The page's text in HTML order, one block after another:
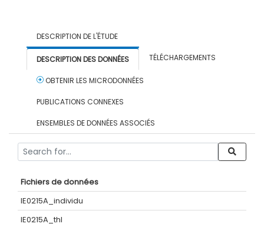
DESCRIPTION DE L'ÉTUDE
DESCRIPTION DES DONNÉES TÉLÉCHARGEMENTS
OBTENIR LES MICRODONNÉES
PUBLICATIONS CONNEXES
ENSEMBLES DE DONNÉES ASSOCIÉS
Fichiers de données
IE0215A_individu
IE0215A_thl